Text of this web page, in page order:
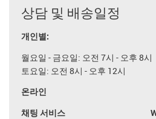
상담 및 배송일정
개인별:
월요일 - 금요일: 오전 7시 - 오후 8시
토요일: 오전 8시 - 오후 12시
온라인
채팅 서비스